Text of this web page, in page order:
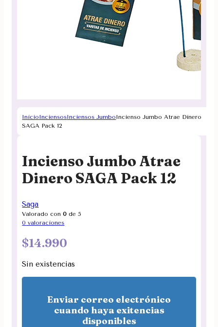
InicioInciensosInciensos JumboIncienso Jumbo Atrae Dinero
SAGA Pack 12
Incienso Jumbo Atrae
Dinero SAGA Pack 12
Saga
Valorado con0 de 5
0 valoraciones
$14.990
Sin existencias
Enviar correo electrónico
cuando haya exitencias
disponibles